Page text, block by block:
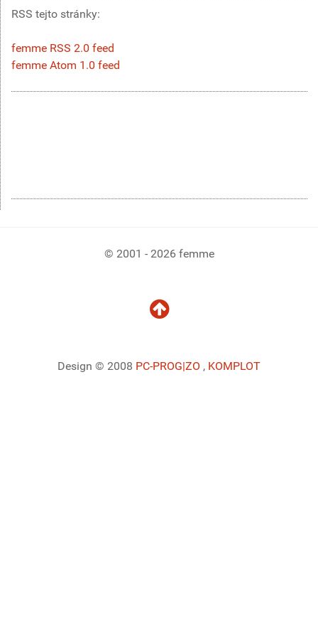
RSS tejto stránky:
femme RSS 2.0 feed
femme Atom 1.0 feed
© 2001 - 2026 femme
Design © 2008 PC-PROG|ZO , KOMPLOT